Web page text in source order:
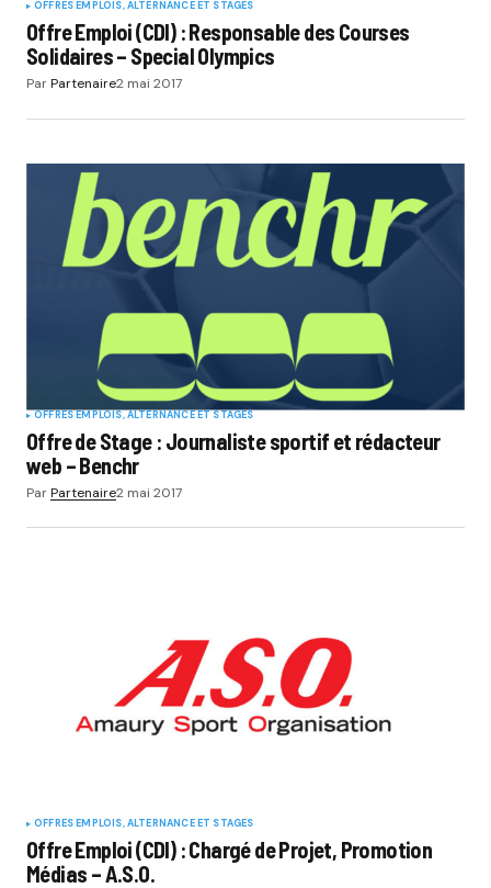
OFFRES EMPLOIS, ALTERNANCE ET STAGES
Offre Emploi (CDI) : Responsable des Courses
Solidaires – Special Olympics
ParPartenaire2 mai 2017
OFFRES EMPLOIS, ALTERNANCE ET STAGES
Offre de Stage : Journaliste sportif et rédacteur
web – Benchr
ParPartenaire2 mai 2017
OFFRES EMPLOIS, ALTERNANCE ET STAGES
Offre Emploi (CDI) : Chargé de Projet, Promotion
Médias – A.S.O.